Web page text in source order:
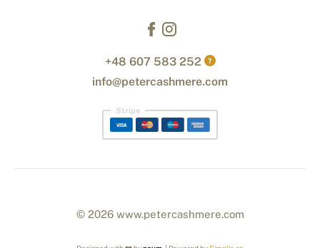
+48 607 583 252 ?
info@petercashmere.com
Stripe
© 2026 www.petercashmere.com